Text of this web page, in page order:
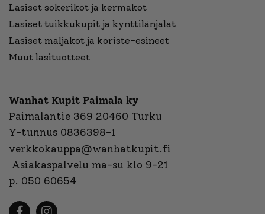
Lasiset sokerikot ja kermakot
Lasiset tuikkukupit ja kynttilänjalat
Lasiset maljakot ja koriste-esineet
Muut lasituotteet
Wanhat Kupit Paimala ky
Paimalantie 369 20460 Turku
Y-tunnus 0836398-1
verkkokauppa@wanhatkupit.fi
Asiakaspalvelu ma-su klo 9-21
p. 050 60654